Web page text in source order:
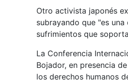
Otro activista japonés
subrayando que "es
sufrimientos que
La Conferencia
Bojador, en presencia
los derechos humanos